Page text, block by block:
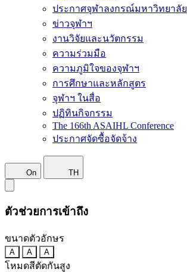
ประกาศจุฬาลงกรณ์มหาวิทยาลัย
ข่าวจุฬาฯ
งานวิจัยและนวัตกรรม
ความร่วมมือ
ความภูมิใจของจุฬาฯ
การศึกษาและหลักสูตร
จุฬาฯ ในสื่อ
ปฏิทินกิจกรรม
The 166th ASAIHL Conference
ประกาศจัดซื้อจัดจ้าง
On TH
ตัวช่วยการเข้าถึง
ขนาดตัวอักษร
A A A
โหมดสีตัดกันสูง